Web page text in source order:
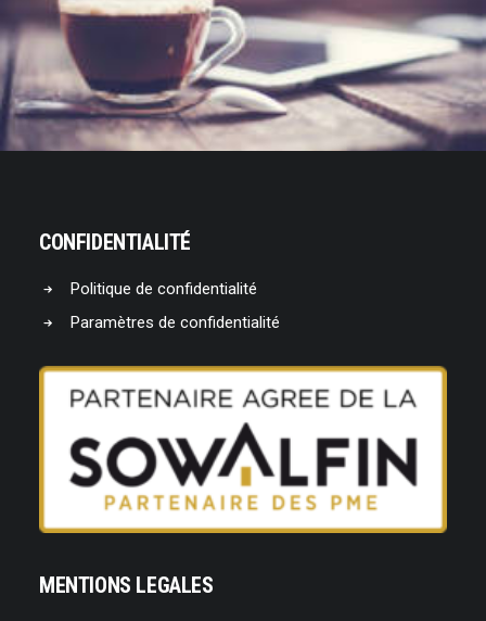
CONFIDENTIALITÉ
Politique de confidentialité
Paramètres de confidentialité
MENTIONS LEGALES